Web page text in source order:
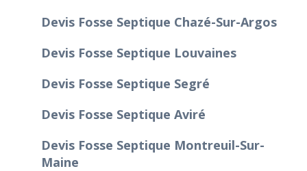
Devis Fosse Septique Chazé-Sur-Argos
Devis Fosse Septique Louvaines
Devis Fosse Septique Segré
Devis Fosse Septique Aviré
Devis Fosse Septique Montreuil-Sur-
Maine